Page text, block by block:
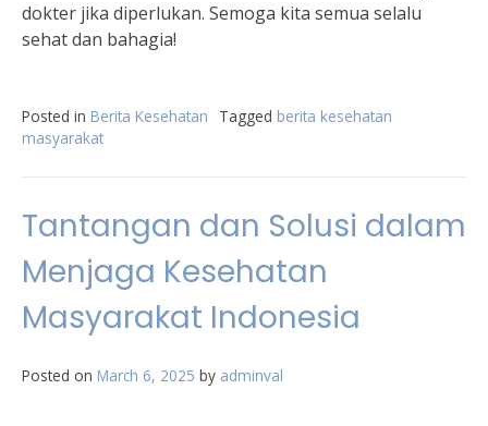
dokter jika diperlukan. Semoga kita semua selalu
sehat dan bahagia!
Posted in Berita Kesehatan Tagged berita kesehatan
masyarakat
Tantangan dan Solusi dalam
Menjaga Kesehatan
Masyarakat Indonesia
Posted on March 6, 2025 by adminval